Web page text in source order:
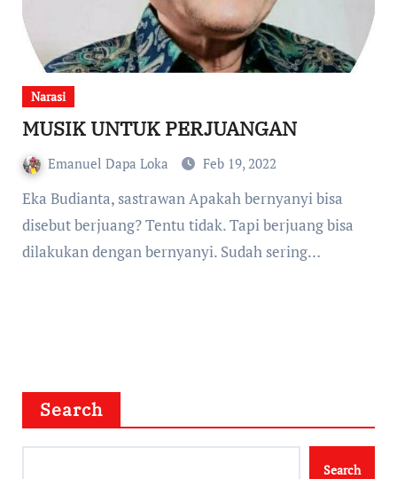
Narasi
MUSIK UNTUK PERJUANGAN
Emanuel Dapa Loka Feb 19, 2022
Eka Budianta, sastrawan Apakah bernyanyi bisa
disebut berjuang? Tentu tidak. Tapi berjuang bisa
dilakukan dengan bernyanyi. Sudah sering…
Search
Search